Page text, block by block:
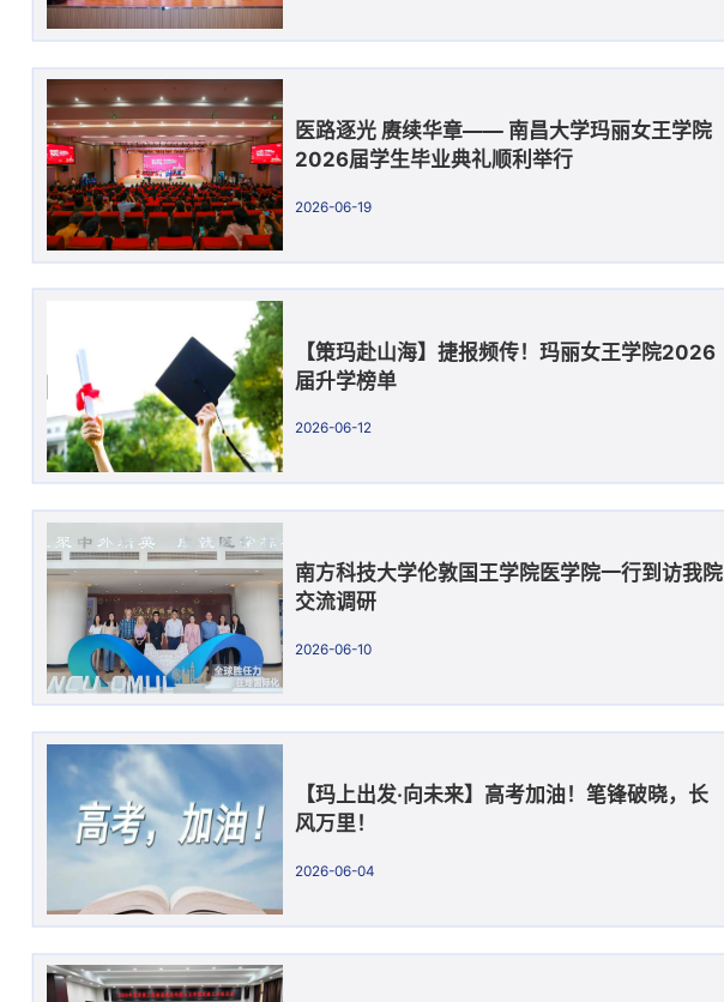
医路逐光 赓续华章—— 南昌大学玛丽女王学院
2026届学生毕业典礼顺利举行
2026-06-19
【策玛赴山海】捷报频传！玛丽女王学院2026
届升学榜单
2026-06-12
南方科技大学伦敦国王学院医学院一行到访我院
交流调研
2026-06-10
【玛上出发·向未来】高考加油！笔锋破晓，长
风万里！
2026-06-04